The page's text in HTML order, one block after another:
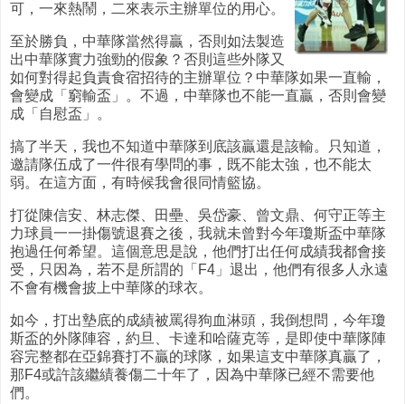
可，一來熱鬧，二來表示主辦單位的用心。
至於勝負，中華隊當然得贏，否則如法製造
出中華隊實力強勁的假象？否則這些外隊又
如何對得起負責食宿招待的主辦單位？中華隊如果一直輸，
會變成「窮輸盃」。不過，中華隊也不能一直贏，否則會變
成「自慰盃」。
搞了半天，我也不知道中華隊到底該贏還是該輸。只知道，
邀請隊伍成了一件很有學問的事，既不能太強，也不能太
弱。在這方面，有時候我會很同情籃協。
打從陳信安、林志傑、田壘、吳岱豪、曾文鼎、何守正等主
力球員一一掛傷號退賽之後，我就未曾對今年瓊斯盃中華隊
抱過任何希望。這個意思是說，他們打出任何成績我都會接
受，只因為，若不是所謂的「F4」退出，他們有很多人永遠
不會有機會披上中華隊的球衣。
如今，打出墊底的成績被罵得狗血淋頭，我倒想問，今年瓊
斯盃的外隊陣容，約旦、卡達和哈薩克等，是即使中華隊陣
容完整都在亞錦賽打不贏的球隊，如果這支中華隊真贏了，
那F4或許該繼績養傷二十年了，因為中華隊已經不需要他
們。